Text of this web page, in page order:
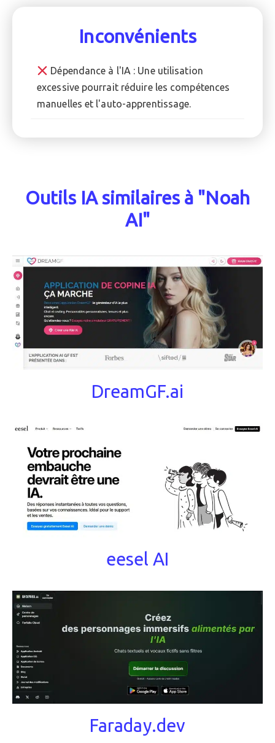
Inconvénients
Dépendance à l'IA : Une utilisation
excessive pourrait réduire les compétences
manuelles et l'auto-apprentissage.
Outils IA similaires à "Noah
AI"
DreamGF.ai
eesel AI
Faraday.dev